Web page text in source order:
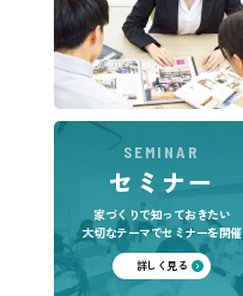
SEMINAR
セミナー
家づくりで知っておきたい
大切なテーマでセミナーを開催
詳しく見る